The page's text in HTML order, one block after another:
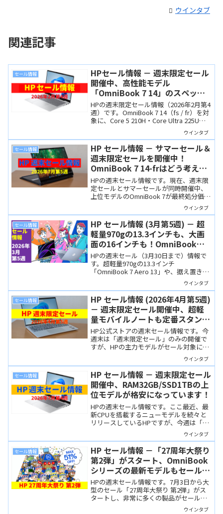
ウインタブ
関連記事
セール情報
HPセール情報 － 週末限定セール
開催中、高性能モデル
「OmniBook 7 14」のスペック
を解説します
HPの週末限定セール情報（2026年2月第4
週）です。OmniBook 7 14（fs / fr）を対
象に、Core 5 210H・Core Ultra 225U・
225H・255Hの性能差、ディスプレイの違
ウインタブ
セール情報
HP セール情報 － サマーセール＆
週末限定セールを開催中！
OmniBook 7 14-frはどう考えて
も激安！
HPの週末セール情報です。現在、週末限
定セールとサマーセールが同時開催中、
上位モデルのOmniBook 7が最終処分価格
になっています。このほか、OmniBook 3
シリーズの価格が下がり、購入しやすく
なりました。
ウインタブ
セール情報
HP セール情報 (3月第5週) － 超
軽量970gの13.3インチも、大画
面の16インチも！OmniBookシ
リーズはRAM32GB/SSD 1TBモデ
ルを選べます
HPの週末セール（3月30日まで）情報で
す。超軽量970gの13.3インチ
「OmniBook 7 Aero 13」や、据え置きに
最適な16インチ「OmniBook 5 16」が週
末限定セールで安くなっています。パー
ツ価格が高騰する中、将来性のある
RAM32GB/SSD 1TBモデルも選択可能。
ウインタブ
セール情報
HP セール情報 (2026年4月第5週)
－ 週末限定セール開催中、超軽
量モバイルノートも定番スタンダ
ードノートも大きな割引に！
HP公式ストアの週末セール情報です。今
週末は「週末限定セール」のみの開催で
すが、HPの主力モデルがセール対象にな
っています。また、リモートワークにピ
ッタリのオールインワンPCもお買い得で
すよ！
ウインタブ
セール情報
HP セール情報 － 週末限定セール
開催中、RAM32GB/SSD1TBの上
位モデルが格安になっています！
HPの週末セール情報です。ここ最近、最
新CPUを搭載するニューモデルを続々と
リリースしているHPですが、今週は「既
存の上位モデル」が非常にお買い得で
す。RAM32GB/SSD1TBのモデルも安い！
ウインタブ
セール情報
HP セール情報 －「27周年大祭り
第2弾」がスタート、OmniBook
シリーズの最新モデルもセール価
格に！
HPの週末セール情報です。7月3日から大
型のセール「27周年大祭り 第2弾」がス
タートし、非常に多くの製品がセール対
象になっています。OmniBookシリーズ
ウインタブ